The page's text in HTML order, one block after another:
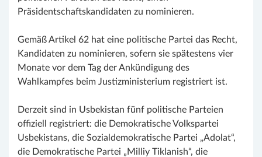
Präsidentschaftskandidaten zu nominieren.
Gemäß Artikel 62 hat eine politische Partei das Recht,
Kandidaten zu nominieren, sofern sie spätestens vier
Monate vor dem Tag der Ankündigung des
Wahlkampfes beim Justizministerium registriert ist.
Derzeit sind in Usbekistan fünf politische Parteien
offiziell registriert: die Demokratische Volkspartei
Usbekistans, die Sozialdemokratische Partei „Adolat“,
die Demokratische Partei „Milliy Tiklanish“, die